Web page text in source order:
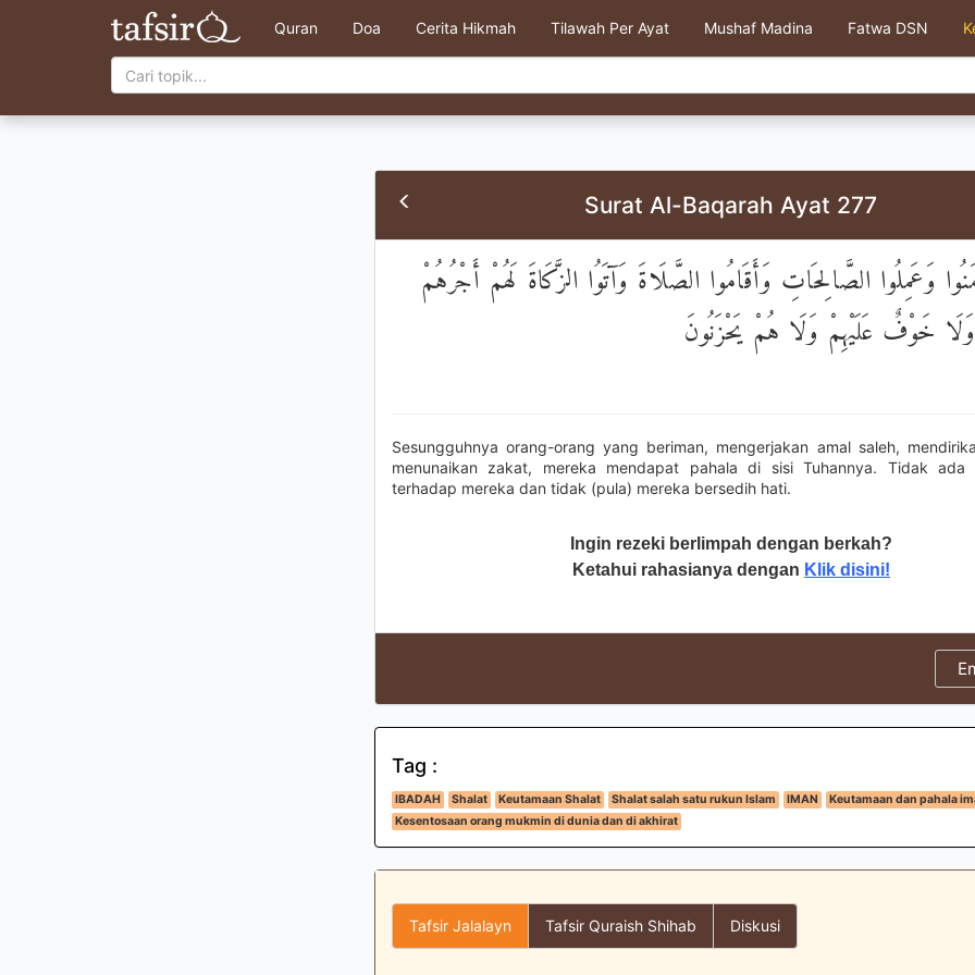
Quran Doa Cerita Hikmah Tilawah Per Ayat Mushaf Madina Fatwa DSN
Surat Al-Baqarah Ayat 277
وَعَمِلُوا الصَّالِحَاتِ وَأَقَامُوا الصَّلَاةَ وَآتَوُا الزَّكَاةَ لَهُمْ أَجْرُهُمْ
خَوْفٌ عَلَيْهِمْ وَلَا هُمْ يَحْزَنُونَ
Sesungguhnya orang-orang yang beriman, mengerjakan amal saleh,
menunaikan zakat, mereka mendapat pahala di sisi Tuhannya. Tidak ada
terhadap mereka dan tidak (pula) mereka bersedih hati.
Ingin rezeki berlimpah dengan berkah?
Ketahui rahasianya dengan Klik disini!
Tag :
IBADAH Shalat Keutamaan Shalat Shalat salah satu rukun Islam IMAN
Keutamaan dan pahala
Kesentosaan orang mukmin di dunia dan di akhirat
Tafsir Jalalayn Tafsir Quraish Shihab Diskusi